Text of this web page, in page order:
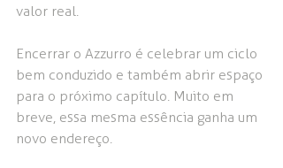
valor real.
Encerrar o Azzurro é celebrar um ciclo
bem conduzido e também abrir espaço
para o próximo capítulo. Muito em
breve, essa mesma essência ganha um
novo endereço.